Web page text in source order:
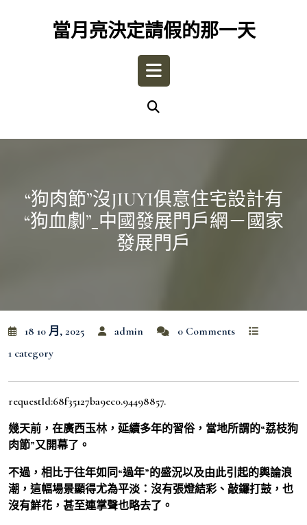
當月亮決定請假的那一天
Open
“狗肉節”沒JIUYI俱意住宅設計有
“狗血劇”_中國發展門戶網－國家
發展門戶
18 10 月, 2025 admin
0 Comments
1 category
requestId:68f35127ba9ec0.94498857.
幾天前，在廣西玉林，延續多年的習俗，當地所謂的“荔枝狗
肉節”又開幕了。
不過，相比于往年如同“過年”的盛況以及由此引起的輿論浪
潮，這幅場景顯得尤為平淡：沒有張燈結彩、敲鑼打鼓，也
沒有鮮花，甚至連掌聲也略去了。